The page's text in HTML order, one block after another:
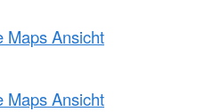
Maps Ansicht
Maps Ansicht